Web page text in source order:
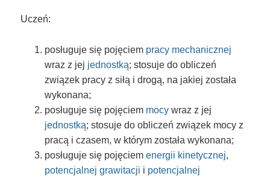
Uczeń:
posługuje się pojęciem pracy mechanicznej
wraz z jej jednostką; stosuje do obliczeń
związek pracy z siłą i drogą, na jakiej została
wykonana;
posługuje się pojęciem mocy wraz z jej
jednostką; stosuje do obliczeń związek mocy z
pracą i czasem, w którym została wykonana;
posługuje się pojęciemenergii kinetycznej,
potencjalnej grawitacji i potencjalnej